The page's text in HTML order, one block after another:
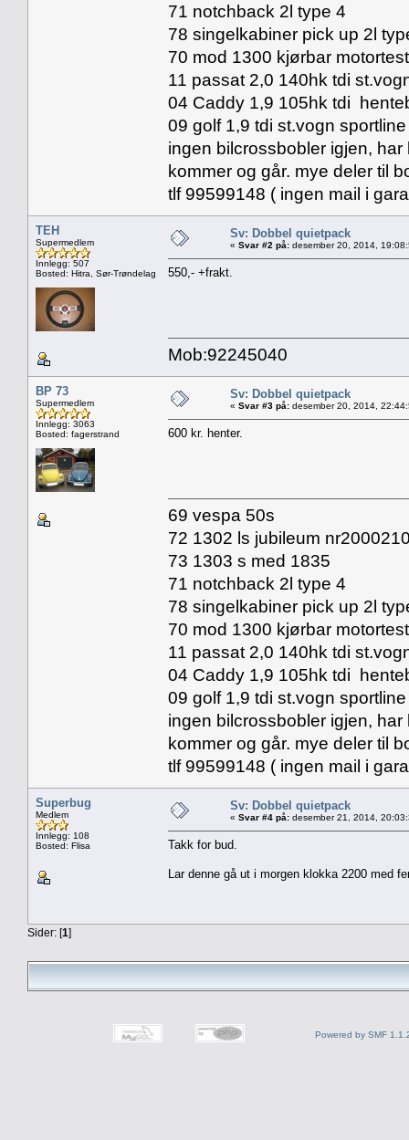
71 notchback 2l type 4
78 singelkabiner pick up 2l
70 mod 1300 kjørbar
11 passat 2,0 140hk tdi
04 Caddy 1,9 105hk tdi
09 golf 1,9 tdi st.vogn sportline
ingen bilcrossbobler igjen,
kommer og går. mye deler til
tlf 99599148 ( ingen mail i
TEH
Supermedlem
Innlegg: 507
Bosted: Hitra, Sør-Trøndelag
Sv: Dobbel quietpack
« Svar #2 på: desember 20, 2014,
550,- +frakt.
Mob:92245040
BP 73
Supermedlem
Innlegg: 3063
Bosted: fagerstrand
Sv: Dobbel quietpack
« Svar #3 på: desember 20, 2014,
600 kr. henter.
69 vespa 50s
72 1302 ls jubileum
73 1303 s med 1835
71 notchback 2l type 4
78 singelkabiner pick up 2l
70 mod 1300 kjørbar
11 passat 2,0 140hk tdi
04 Caddy 1,9 105hk tdi
09 golf 1,9 tdi st.vogn sportline
ingen bilcrossbobler igjen,
kommer og går. mye deler til
tlf 99599148 ( ingen mail i
Superbug
Medlem
Innlegg: 108
Bosted: Flisa
Sv: Dobbel quietpack
« Svar #4 på: desember 21, 2014,
Takk for bud.
Lar denne gå ut i morgen klokka 2200 med
Sider: [1]
Powered by SMF